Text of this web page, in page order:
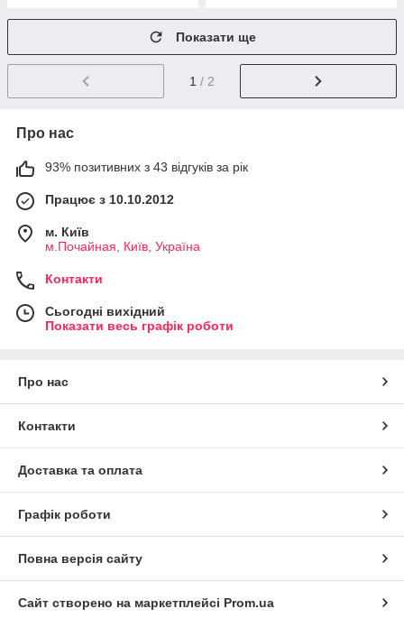
Показати ще
1 / 2
Про нас
93% позитивних з 43 відгуків за рік
Працює з 10.10.2012
м. Київ
м.Почайная, Київ, Україна
Контакти
Сьогодні вихідний
Показати весь графік роботи
Про нас
Контакти
Доставка та оплата
Графік роботи
Повна версія сайту
Сайт створено на маркетплейсі Prom.ua